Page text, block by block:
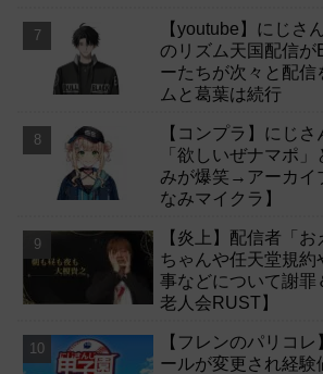
【youtube】にじさ
のリズム天国配信
ーたちが次々と配
ムと葛葉は続行
【コンプラ】にじ
「欲しいぜナマポ
みが爆笑→アーカイ
なみマイクラ】
【炎上】配信者「
ちゃんや任天堂規約
事などについて謝罪
老人会RUST】
【フレンのパリコ
ールが変更され経験